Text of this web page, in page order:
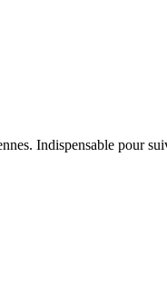
Indispensable pour